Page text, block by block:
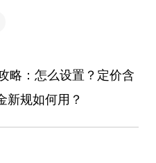
的逻辑彻底破灭。受此冲
略：怎么设置？定价含
新规如何用？